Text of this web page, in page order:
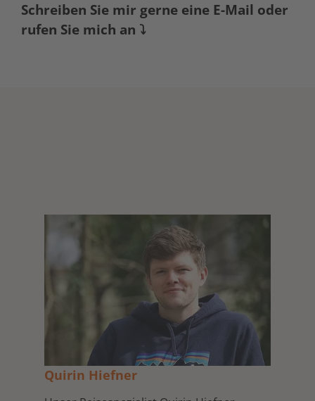
Schreiben Sie mir gerne eine E-Mail oder
rufen Sie mich an ⤵️
Quirin Hiefner